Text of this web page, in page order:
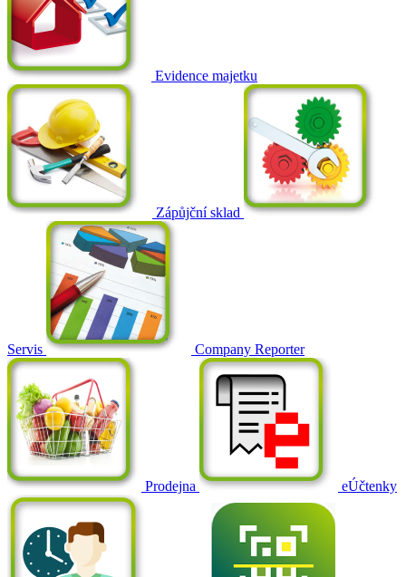
Evidence majetku
Zápůjční sklad
Servis Company Reporter
Prodejna eÚčtenky